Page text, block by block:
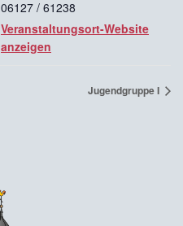
06127 / 61238
Veranstaltungsort-Website
anzeigen
Jugendgruppe I